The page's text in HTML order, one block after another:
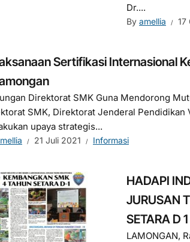
Dr....
By amellia 17
Sertifikasi Internasional
Direktorat SMK Guna Mendorong
SMK, Direktorat Jenderal Pendidikan
upaya strategis...
21 Juli 2021 Informasi
HADAPI
JURUSAN
SETARA D 1
LAMONGAN,